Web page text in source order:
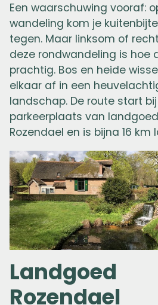
Een waarschuwing vooraf:
wandeling kom je
tegen. Maar linksom of
deze rondwandeling is hoe
prachtig. Bos en heide
elkaar af in een
landschap. De route start
parkeerplaats van landgoed
Rozendael en is bijna 16 km
Landgoed
Rozendael